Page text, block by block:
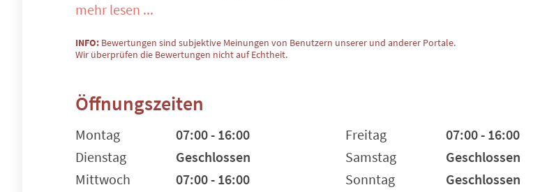
mehr lesen ...
INFO: Bewertungen sind subjektive Meinungen von Benutzern unserer und anderer Portale.
Wir überprüfen die Bewertungen nicht auf Echtheit.
Öffnungszeiten
Montag
07:00 - 16:00
Dienstag
Geschlossen
Mittwoch
07:00 - 16:00
Freitag
07:00 - 16:00
Samstag
Geschlossen
Sonntag
Geschlossen